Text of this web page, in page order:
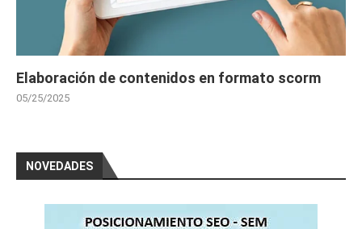
Elaboración de contenidos en formato scorm
05/25/2025
NOVEDADES